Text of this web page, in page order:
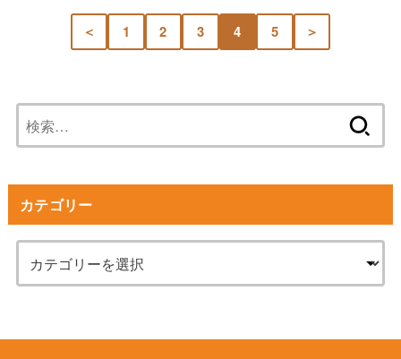
＜ 1 2 3 4 5 ＞
索:
カテゴリー